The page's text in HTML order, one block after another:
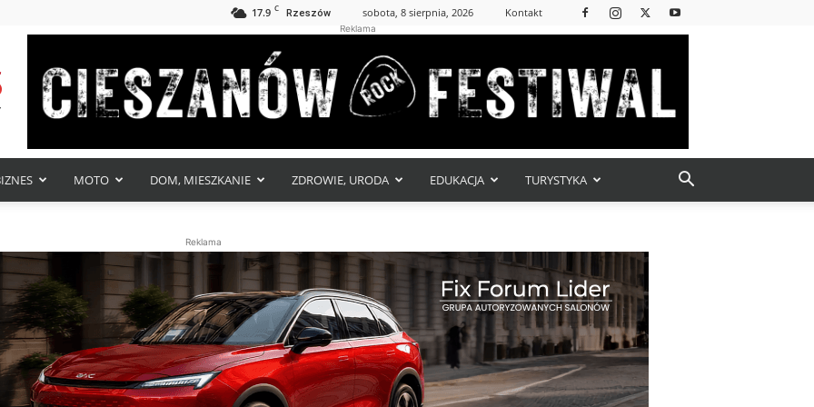
17.9 C Rzeszów sobota, 8 sierpnia, 2026 Kontakt
Reklama
MOTO DOM, MIESZKANIE ZDROWIE, URODA EDUKACJA TURYSTYKA
Reklama